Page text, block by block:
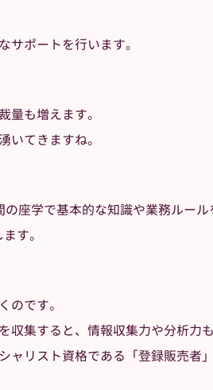
ポートを行います。
も増えます。
てきますね。
座学で基本的な知識や業務ルー
す。
です。
集すると、情報収集力や分析力も
リスト資格である「登録販売者